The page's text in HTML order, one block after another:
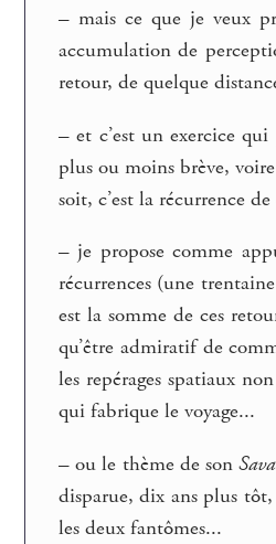
– mais ce que je veux
accumulation de
retour, de quelque
– et c’est un exercice
plus ou moins brève,
soit, c’est la récurrence
– je propose comme
récurrences (une
est la somme de ces
qu’être admiratif de
les repérages spatiaux
qui fabrique le voyage...
– ou le thème de son
disparue, dix ans plus
les deux fantômes...